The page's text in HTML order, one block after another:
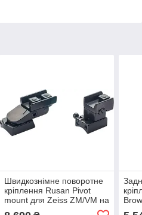
Швидкознімне поворотне
кріплення Rusan Pivot
mount для Zeiss ZM/VM на
Browning BAR. BH 17 мм.